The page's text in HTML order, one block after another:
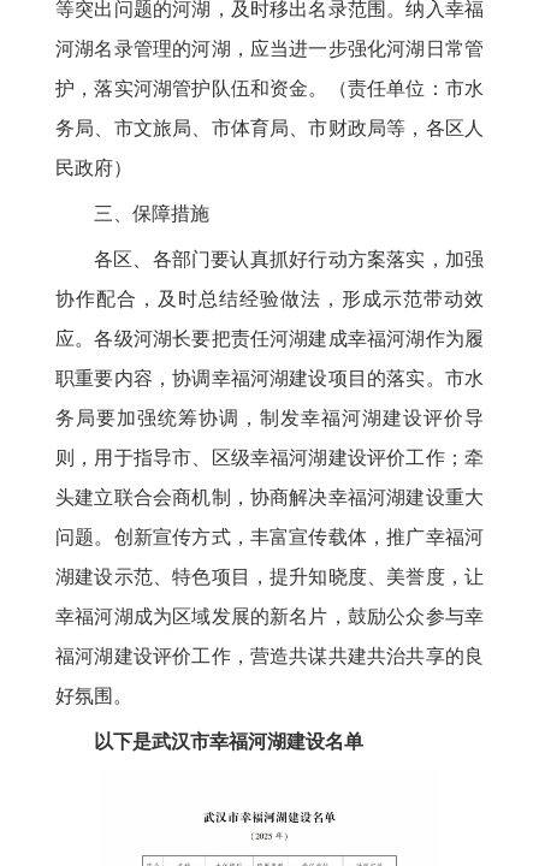
等突出问题的河湖，及时移出名录范围。纳入幸福
河湖名录管理的河湖，应当进一步强化河湖日常管
护，落实河湖管护队伍和资金。（责任单位：市水
务局、市文旅局、市体育局、市财政局等，各区人
民政府）
三、保障措施
各区、各部门要认真抓好行动方案落实，加强
协作配合，及时总结经验做法，形成示范带动效
应。各级河湖长要把责任河湖建成幸福河湖作为履
职重要内容，协调幸福河湖建设项目的落实。市水
务局要加强统筹协调，制发幸福河湖建设评价导
则，用于指导市、区级幸福河湖建设评价工作；牵
头建立联合会商机制，协商解决幸福河湖建设重大
问题。创新宣传方式，丰富宣传载体，推广幸福河
湖建设示范、特色项目，提升知晓度、美誉度，让
幸福河湖成为区域发展的新名片，鼓励公众参与幸
福河湖建设评价工作，营造共谋共建共治共享的良
好氛围。
以下是武汉市幸福河湖建设名单